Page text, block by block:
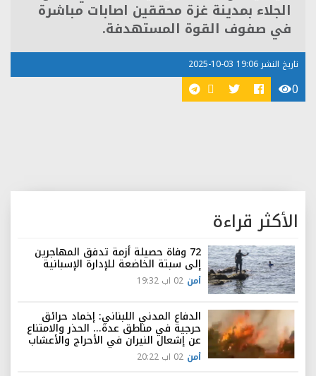
الجلاء بمدينة غزة محققين اصابات مباشرة
في صفوف القوة المستهدفة.
تاريخ النشر 19:06 03-10-2025
0
الأكثر قراءة
72 وفاة حصيلة أزمة تدفق المهاجرين
إلى سبتة الخاضعة للإدارة الإسبانية
أمن 02 اب 19:32
الدفاع المدني اللبناني: إخماد حرائق
حرجية في مناطق عدة... الحذر والامتناع
عن إشعال النيران في الأحراج والأعشاب
أمن 02 اب 20:22